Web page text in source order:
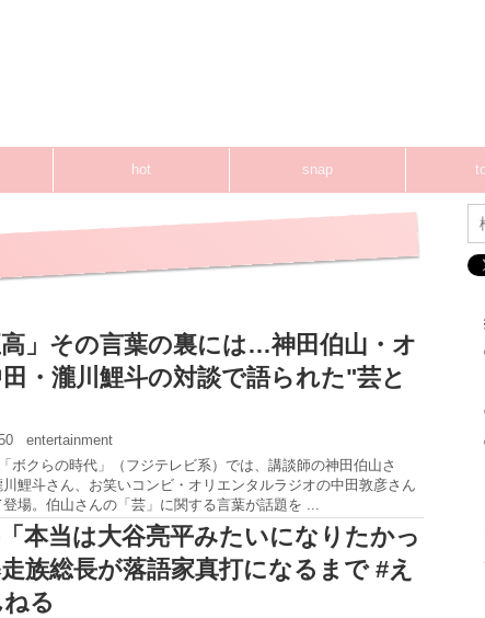
hot snap
高」その言葉の裏には…神田伯山・オ
・瀧川鯉斗の対談で語られた"芸と
entertainment
ボクらの時代」（フジテレビ系）では、講談師の神田伯山さ
鯉斗さん、お笑いコンビ・オリエンタルラジオの中田敦彦さん
場。伯山さんの「芸」に関する言葉が話題を ...
本当は大谷亮平みたいになりたかっ
族総長が落語家真打になるまで #え
ねる